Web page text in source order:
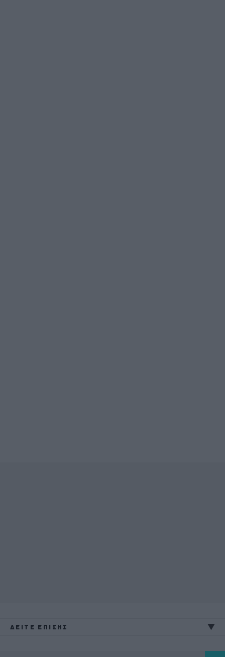
ΔΕΙΤΕ ΕΠΙΣΗΣ